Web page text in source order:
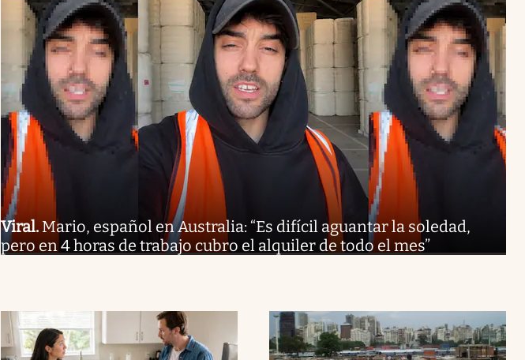
Viral. Mario, español en Australia: “Es difícil aguantar la soledad,
pero en 4 horas de trabajo cubro el alquiler de todo el mes”